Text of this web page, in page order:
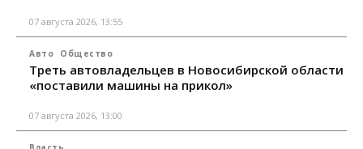
07 августа 2026, 13:55
Авто Общество
Треть автовладельцев в Новосибирской области
«поставили машины на прикол»
07 августа 2026, 13:00